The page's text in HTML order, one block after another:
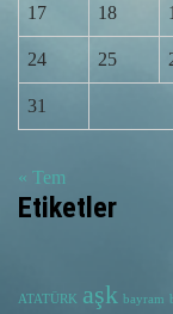
17 18
24 25
31
« Tem
Etiketler
ATATÜRK aşk bayram